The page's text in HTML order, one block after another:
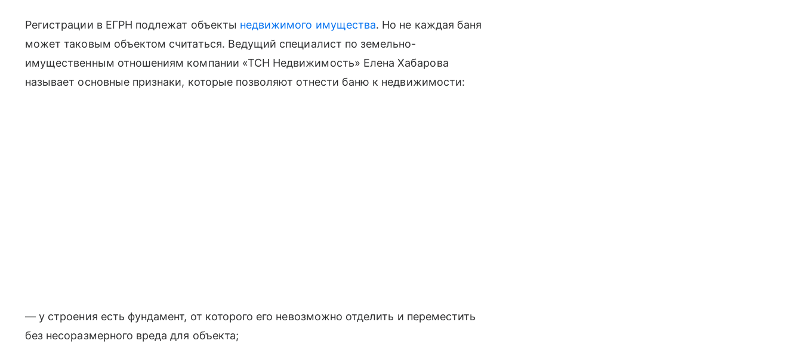
Регистрации в ЕГРН подлежат объекты недвижимого имущества. Но не каждая баня
может таковым объектом считаться. Ведущий специалист по земельно-
имущественным отношениям компании «ТСН Недвижимость» Елена Хабарова
называет основные признаки, которые позволяют отнести баню к недвижимости:
— у строения есть фундамент, от которого его невозможно отделить и переместить
без несоразмерного вреда для объекта;